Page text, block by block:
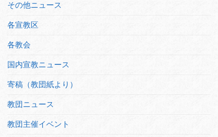
その他ニュース
各宣教区
各教会
国内宣教ニュース
寄稿（教団紙より）
教団ニュース
教団主催イベント